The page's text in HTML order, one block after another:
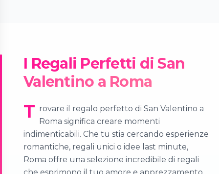
I Regali Perfetti di San
Valentino a Roma
T rovare il regalo perfetto di San Valentino a
Roma significa creare momenti
indimenticabili. Che tu stia cercando esperienze
romantiche, regali unici o idee last minute,
Roma offre una selezione incredibile di regali